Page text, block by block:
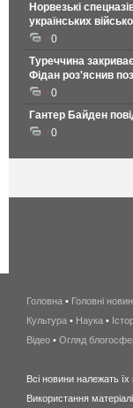
Норвезькі
українських
0
Туреччина
Фідан роз'яснив
0
Гантер Байден
0
Головна • Головні
Культура • Наука •
Відео • Огляд
Всі новини належать
Використання